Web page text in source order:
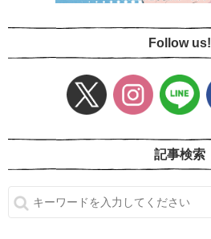
Follow us!
記事検索